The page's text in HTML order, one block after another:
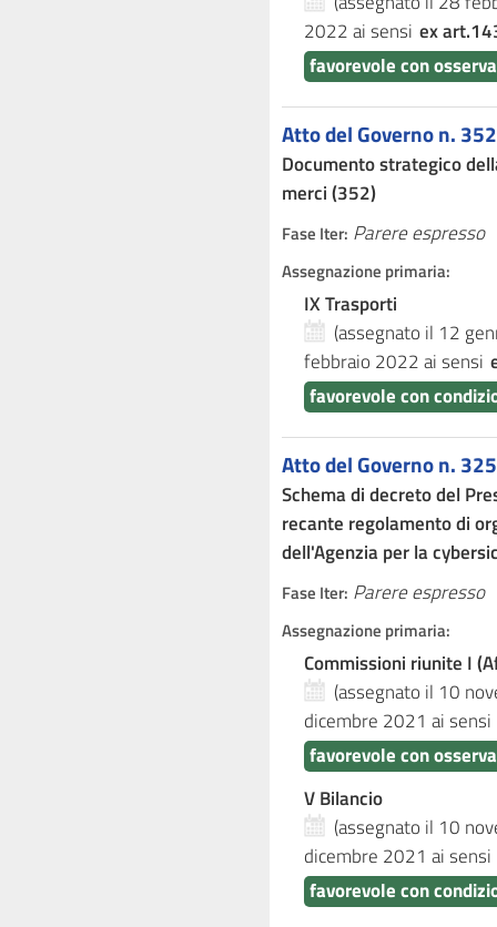
2022ai sensi ex
favorevole con
Atto del Governo n. 352
Documento strategico
merci (352)
Fase Iter: Parere espresso
Assegnazione primaria:
IX Trasporti
(assegnato il 12
febbraio 2022ai sensi
favorevole con
Atto del Governo n. 325
Schema di decreto del
recante regolamento di
dell'Agenzia per la
Fase Iter: Parere espresso
Assegnazione primaria:
Commissioni riunite I
(assegnato il 10
dicembre 2021 ai sensi
favorevole con
V Bilancio
(assegnato il 10
dicembre 2021 ai sensi
favorevole con